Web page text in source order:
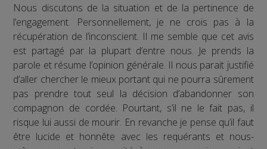
Nous discutons de la situation et de la pertinence de
l’engagement. Personnellement, je ne crois pas à la
récupération de l’inconscient. Il me semble que cet avis
est partagé par la plupart d’entre nous. Je prends la
parole et résume l’opinion générale. Il nous parait justifié
d’aller chercher le mieux portant qui ne pourra sûrement
pas prendre tout seul la décision d’abandonner son
compagnon de cordée. Pourtant, s’il ne le fait pas, il
risque lui aussi de mourir. En revanche je pense qu’il faut
être lucide et honnête avec les requérants et nous-